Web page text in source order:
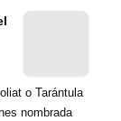
o Tarántula
nombrada